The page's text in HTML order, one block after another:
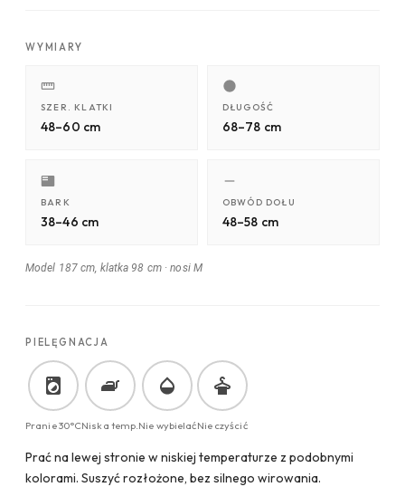
WYMIARY
SZER. KLATKI
48–60 cm
DŁUGOŚĆ
68–78 cm
BARK
38–46 cm
OBWÓD DOŁU
48–58 cm
Model 187 cm, klatka 98 cm·nosi M
PIELĘGNACJA
Pranie 30°CNiska temp. Nie wybielaćNie czyścić
Prać na lewej stronie w niskiej temperaturze z podobnymi
kolorami. Suszyć rozłożone, bez silnego wirowania.